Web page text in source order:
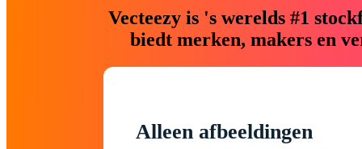
Vecteezy is 's werelds #1
biedt merken, makers en
Alleen afbeeldingen